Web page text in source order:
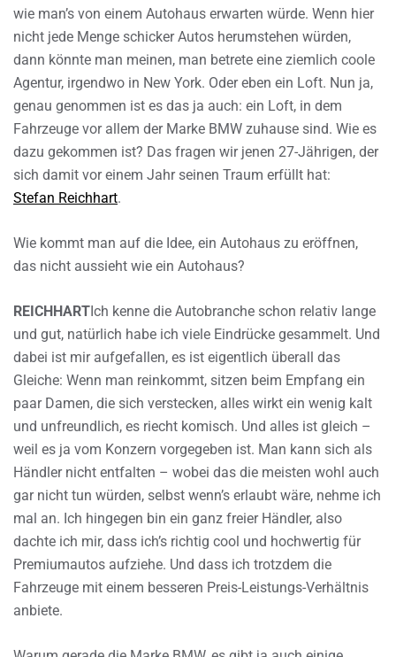
wie man’s von einem Autohaus erwarten würde. Wenn hier
nicht jede Menge schicker Autos herumstehen würden,
dann könnte man meinen, man betrete eine ziemlich coole
Agentur, irgendwo in New York. Oder eben ein Loft. Nun ja,
genau genommen ist es das ja auch: ein Loft, in dem
Fahrzeuge vor allem der Marke BMW zuhause sind. Wie es
dazu gekommen ist? Das fragen wir jenen 27-Jährigen, der
sich damit vor einem Jahr seinen Traum erfüllt hat:
Stefan Reichhart.
Wie kommt man auf die Idee, ein Autohaus zu eröffnen,
das nicht aussieht wie ein Autohaus?
REICHHARTIch kenne die Autobranche schon relativ lange
und gut, natürlich habe ich viele Eindrücke gesammelt. Und
dabei ist mir aufgefallen, es ist eigentlich überall das
Gleiche: Wenn man reinkommt, sitzen beim Empfang ein
paar Damen, die sich verstecken, alles wirkt ein wenig kalt
und unfreundlich, es riecht komisch. Und alles ist gleich –
weil es ja vom Konzern vorgegeben ist. Man kann sich als
Händler nicht entfalten – wobei das die meisten wohl auch
gar nicht tun würden, selbst wenn’s erlaubt wäre, nehme ich
mal an. Ich hingegen bin ein ganz freier Händler, also
dachte ich mir, dass ich’s richtig cool und hochwertig für
Premiumautos aufziehe. Und dass ich trotzdem die
Fahrzeuge mit einem besseren Preis-Leistungs-Verhältnis
anbiete.